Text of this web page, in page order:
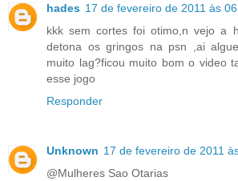
hades 17 de fevereiro de 2011 às
kkk sem cortes foi otimo,n vejo a
detona os gringos na psn ,ai
muito lag?ficou muito bom o video
esse jogo
Responder
Unknown 17 de fevereiro de 2011
@Mulheres Sao Otarias